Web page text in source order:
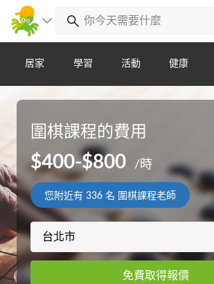
居家 學習 活動 健康
圍棋課程的費用
$400-$800 /時
您附近有336 名 圍棋課程老師
免費取得報價